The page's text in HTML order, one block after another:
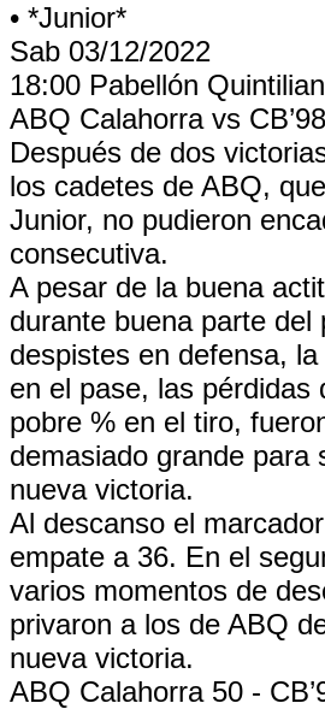
• *Junior*
Sab 03/12/2022
18:00 Pabellón
ABQ Calahorra vs CB’98
Después de dos
los cadetes de ABQ,
Junior, no pudieron
consecutiva.
A pesar de la buena
durante buena parte del
despistes en defensa,
en el pase, las pérdidas
pobre % en el tiro,
demasiado grande para
nueva victoria.
Al descanso el
empate a 36. En el
varios momentos de
privaron a los de ABQ
nueva victoria.
ABQ Calahorra 50 -